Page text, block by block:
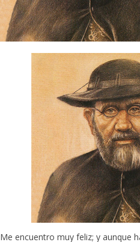
Me encuentro muy feliz; y aunque